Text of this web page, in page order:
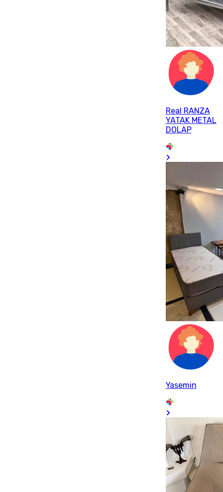
Real RANZA
YATAK METAL
DOLAP
Yasemin